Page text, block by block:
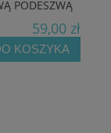
PODESZWĄ
59,00 zł
KOSZYKA